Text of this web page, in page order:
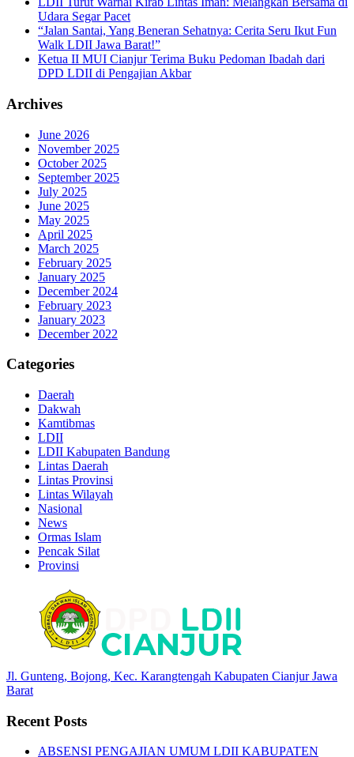
Udara Segar Pacet
“Jalan Santai, Yang Beneran Sehatnya: Cerita Seru Ikut Fun
Walk LDII Jawa Barat!”
Ketua II MUI Cianjur Terima Buku Pedoman Ibadah dari
DPD LDII di Pengajian Akbar
Archives
June 2026
November 2025
October 2025
September 2025
July 2025
June 2025
May 2025
April 2025
March 2025
February 2025
January 2025
December 2024
February 2023
January 2023
December 2022
Categories
Daerah
Dakwah
Kamtibmas
LDII
LDII Kabupaten Bandung
Lintas Daerah
Lintas Provinsi
Lintas Wilayah
Nasional
News
Ormas Islam
Pencak Silat
Provinsi
Jl. Gunteng, Bojong, Kec. Karangtengah Kabupaten Cianjur Jawa
Barat
Recent Posts
ABSENSI PENGAJIAN UMUM LDII KABUPATEN